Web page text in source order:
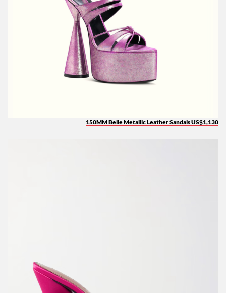
150MM Belle Metallic Leather Sandals US$1,130